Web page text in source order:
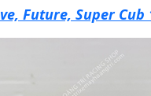
Future, Super Cub